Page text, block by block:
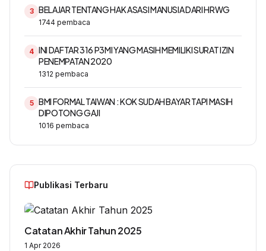
3 BELAJAR TENTANG HAK ASASI MANUSIA DARI HRWG
1744 pembaca
4 INI DAFTAR 316 P3MI YANG MASIH MEMILIKI SURAT IZIN
PENEMPATAN 2020
1312 pembaca
5 BMI FORMAL TAIWAN : KOK SUDAH BAYAR TAPI MASIH
DIPOTONG GAJI
1016 pembaca
Publikasi Terbaru
Catatan Akhir Tahun 2025
1 Apr 2026